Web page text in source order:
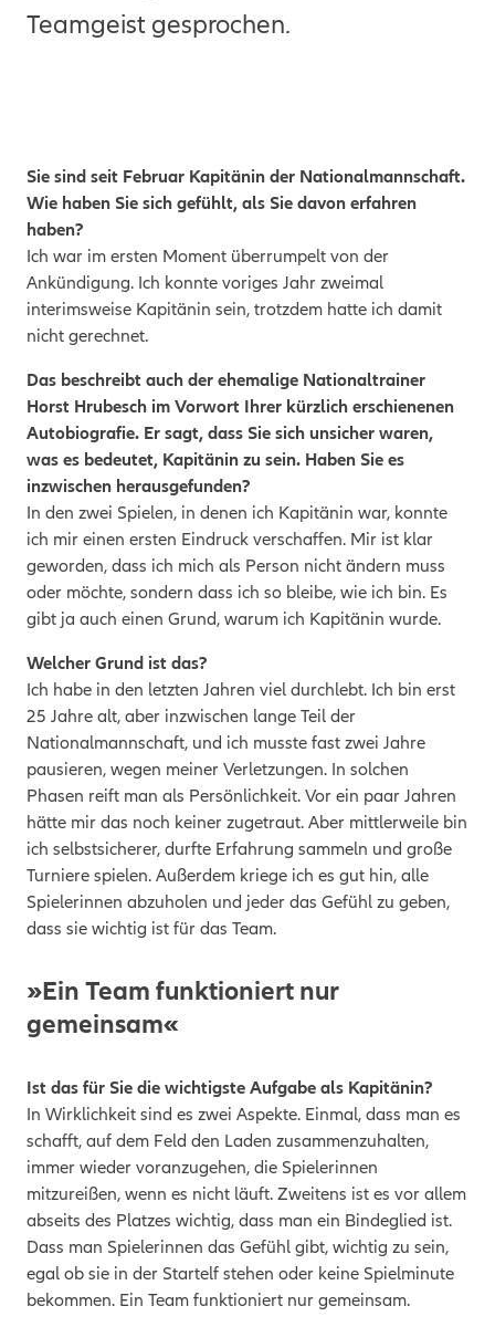
Teamgeist gesprochen.
Sie sind seit Februar Kapitänin der Nationalmannschaft.
Wie haben Sie sich gefühlt, als Sie davon erfahren
haben?
Ich war im ersten Moment überrumpelt von der
Ankündigung. Ich konnte voriges Jahr zweimal
interimsweise Kapitänin sein, trotzdem hatte ich damit
nicht gerechnet.
Das beschreibt auch der ehemalige Nationaltrainer
Horst Hrubesch im Vorwort Ihrer kürzlich erschienenen
Autobiografie. Er sagt, dass Sie sich unsicher waren,
was es bedeutet, Kapitänin zu sein. Haben Sie es
inzwischen herausgefunden?
In den zwei Spielen, in denen ich Kapitänin war, konnte
ich mir einen ersten Eindruck verschaffen. Mir ist klar
geworden, dass ich mich als Person nicht ändern muss
oder möchte, sondern dass ich so bleibe, wie ich bin. Es
gibt ja auch einen Grund, warum ich Kapitänin wurde.
Welcher Grund ist das?
Ich habe in den letzten Jahren viel durchlebt. Ich bin erst
25 Jahre alt, aber inzwischen lange Teil der
Nationalmannschaft, und ich musste fast zwei Jahre
pausieren, wegen meiner Verletzungen. In solchen
Phasen reift man als Persönlichkeit. Vor ein paar Jahren
hätte mir das noch keiner zugetraut. Aber mittlerweile bin
ich selbstsicherer, durfte Erfahrung sammeln und große
Turniere spielen. Außerdem kriege ich es gut hin, alle
Spielerinnen abzuholen und jeder das Gefühl zu geben,
dass sie wichtig ist für das Team.
»Ein Team funktioniert nur
gemeinsam«
Ist das für Sie die wichtigste Aufgabe als Kapitänin?
In Wirklichkeit sind es zwei Aspekte. Einmal, dass man es
schafft, auf dem Feld den Laden zusammenzuhalten,
immer wieder voranzugehen, die Spielerinnen
mitzureißen, wenn es nicht läuft. Zweitens ist es vor allem
abseits des Platzes wichtig, dass man ein Bindeglied ist.
Dass man Spielerinnen das Gefühl gibt, wichtig zu sein,
egal ob sie in der Startelf stehen oder keine Spielminute
bekommen. Ein Team funktioniert nur gemeinsam.